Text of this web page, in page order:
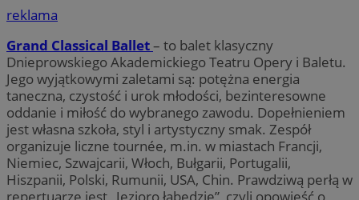
reklama
Grand Classical Ballet– to balet klasyczny
Dnieprowskiego Akademickiego Teatru Opery i Baletu.
Jego wyjątkowymi zaletami są: potężna energia
taneczna, czystość i urok młodości, bezinteresowne
oddanie i miłość do wybranego zawodu. Dopełnieniem
jest własna szkoła, styl i artystyczny smak. Zespół
organizuje liczne tournée, m.in. w miastach Francji,
Niemiec, Szwajcarii, Włoch, Bułgarii, Portugalii,
Hiszpanii, Polski, Rumunii, USA, Chin. Prawdziwą perłą w
repertuarze jest „Jezioro łabędzie”, czyli opowieść o